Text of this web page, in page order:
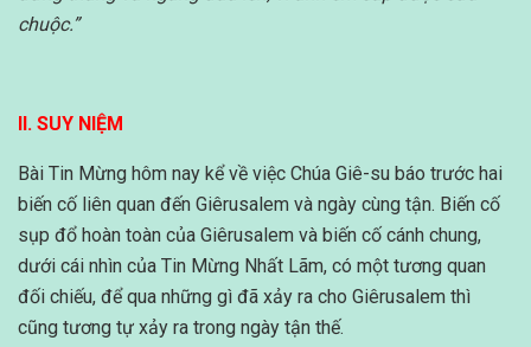
chuộc.”
II. SUY NIỆM
Bài Tin Mừng hôm nay kể về việc Chúa Giê-su báo trước hai
biến cố liên quan đến Giêrusalem và ngày cùng tận. Biến cố
sụp đổ hoàn toàn của Giêrusalem và biến cố cánh chung,
dưới cái nhìn của Tin Mừng Nhất Lãm, có một tương quan
đối chiếu, để qua những gì đã xảy ra cho Giêrusalem thì
cũng tương tự xảy ra trong ngày tận thế.